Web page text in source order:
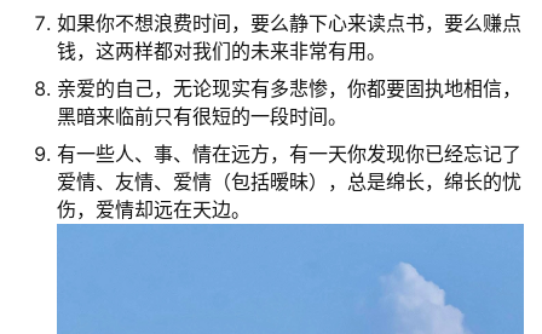
如果你不想浪费时间，要么静下心来读点书，要么赚点
钱，这两样都对我们的未来非常有用。
亲爱的自己，无论现实有多悲惨，你都要固执地相信，
黑暗来临前只有很短的一段时间。
有一些人、事、情在远方，有一天你发现你已经忘记了
爱情、友情、爱情（包括暧昧），总是绵长，绵长的忧
伤，爱情却远在天边。